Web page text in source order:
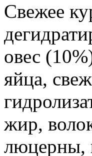
Свежее
овес
яйца,
жир,
люцерны,